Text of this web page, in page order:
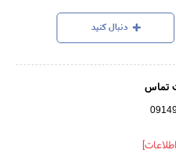
دنبال کنید
تماس